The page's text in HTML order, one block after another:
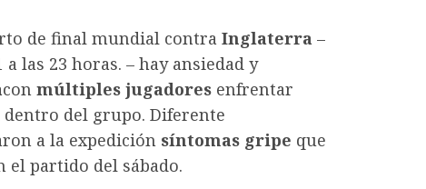
de final mundial contra Inglaterra –
las 23 horas. – hay ansiedad y
con múltiples jugadores enfrentar
dentro del grupo. Diferente
a la expedición síntomas gripe que
el partido del sábado.